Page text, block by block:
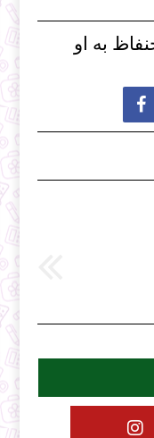
به او
